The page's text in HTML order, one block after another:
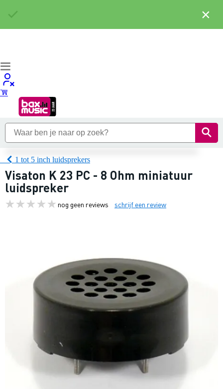
1 tot 5 inch luidsprekers
Visaton K 23 PC - 8 Ohm miniatuur
luidspreker
nog geen reviews schrijf een review
×